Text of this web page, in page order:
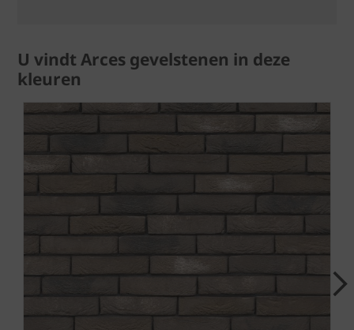
U vindt Arces gevelstenen in deze
kleuren
Next